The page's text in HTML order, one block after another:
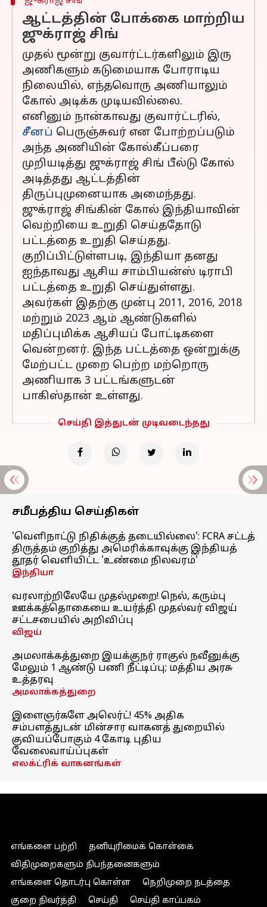
ஆட்டத்தின் போக்கை மாற்றிய
ஜுக்ராஜ் சிங்
முதல் மூன்று குவார்ட்டர்களிலும் இரு
அணிகளும் கடுமையாக போராடிய
நிலையில், எந்தவொரு அணியாலும்
கோல் அடிக்க முடியவில்லை.
எனினும் நான்காவது குவார்ட்டரில்,
சீனப் பெருஞ்சுவர் என போற்றப்படும்
அந்த அணியின் கோல்கீப்பரை
முறியடித்து ஜுக்ராஜ் சிங் பீல்டு கோல்
அடித்தது ஆட்டத்தின்
திருப்புமுனையாக அமைந்தது.
ஜுக்ராஜ் சிங்கின் கோல் இந்தியாவின்
வெற்றியை உறுதி செய்ததோடு
பட்டத்தை உறுதி செய்தது.
குறிப்பிட்டுள்ளபடி, இந்தியா தனது
ஐந்தாவது ஆசிய சாம்பியன்ஸ் டிராபி
பட்டத்தை உறுதி செய்துள்ளது.
அவர்கள் இதற்கு முன்பு 2011, 2016, 2018
மற்றும் 2023 ஆம் ஆண்டுகளில்
மதிப்புமிக்க ஆசியப் போட்டிகளை
வென்றனர். இந்த பட்டத்தை ஒன்றுக்கு
மேற்பட்ட முறை பெற்ற மற்றொரு
அணியாக 3 பட்டங்களுடன்
பாகிஸ்தான் உள்ளது.
செய்தி இத்துடன் முடிவடைந்தது
சமீபத்திய செய்திகள்
'வெளிநாட்டு நிதிக்குத் தடையில்லை': FCRA சட்டத்
திருத்தம் குறித்து அமெரிக்காவுக்கு இந்தியத்
தூதர் வெளியிட்ட 'உண்மை நிலவரம்'
இந்தியா
வரலாற்றிலேயே முதல்முறை! நெல், கரும்பு
ஊக்கத்தொகையை உயர்த்தி முதல்வர் விஜய்
சட்டசபையில் அறிவிப்பு
விஜய்
அமலாக்கத்துறை இயக்குநர் ராகுல் நவீனுக்கு
மேலும் 1 ஆண்டு பணி நீட்டிப்பு; மத்திய அரசு
உத்தரவு
அமலாக்கத்துறை
இளைஞர்களே அலெர்ட்! 45% அதிக
சம்பளத்துடன் மின்சார வாகனத் துறையில்
குவியப்போகும் 4 கோடி புதிய
வேலைவாய்ப்புகள்
எலக்ட்ரிக் வாகனங்கள்
எங்களை பற்றி
தனியுரிமைக் கொள்கை
விதிமுறைகளும் நிபந்தனைகளும்
எங்களை தொடர்பு கொள்ள
நெறிமுறை நடத்தை
குறை நிவர்த்தி
செய்தி செய்தி காப்பகம்